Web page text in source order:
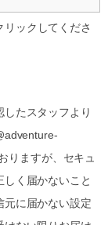
リックしてくださ
たスタッフより
りますが、セキュ
く届かないこと
元に届かない設定